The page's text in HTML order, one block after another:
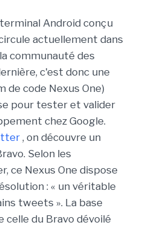
Android conçu
actuellement dans
communauté des
c'est donc une
de code Nexus One)
pour tester et valider
chez Google.
, on découvre un
Selon les
ce Nexus One dispose
: « un véritable
tweets ». La base
du Bravo dévoilé